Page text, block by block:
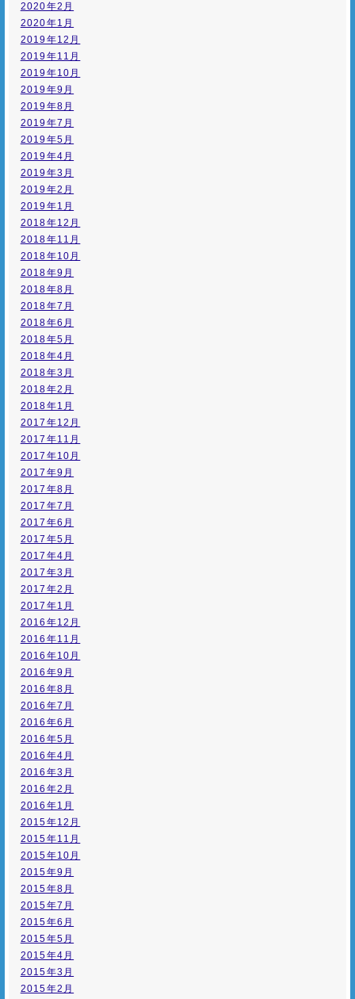
2020年2月
2020年1月
2019年12月
2019年11月
2019年10月
2019年9月
2019年8月
2019年7月
2019年5月
2019年4月
2019年3月
2019年2月
2019年1月
2018年12月
2018年11月
2018年10月
2018年9月
2018年8月
2018年7月
2018年6月
2018年5月
2018年4月
2018年3月
2018年2月
2018年1月
2017年12月
2017年11月
2017年10月
2017年9月
2017年8月
2017年7月
2017年6月
2017年5月
2017年4月
2017年3月
2017年2月
2017年1月
2016年12月
2016年11月
2016年10月
2016年9月
2016年8月
2016年7月
2016年6月
2016年5月
2016年4月
2016年3月
2016年2月
2016年1月
2015年12月
2015年11月
2015年10月
2015年9月
2015年8月
2015年7月
2015年6月
2015年5月
2015年4月
2015年3月
2015年2月